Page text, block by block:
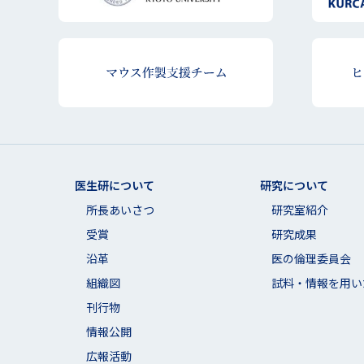
医生研について
所長あいさつ
受賞
沿革
組織図
刊行物
情報公開
広報活動
研究について
研究室紹介
研究成果
医の倫理委員会
試料・情報を用